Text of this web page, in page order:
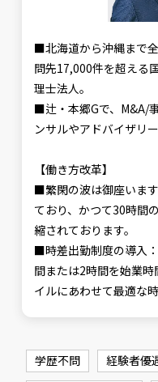
■北海道から沖縄まで
問先17,000件を超える
理士法人。
■辻・本郷Gで、M&A/
ンサルやアドバイザリ
【働き方改革】
■繁閑の波は御座いま
ており、かつて30時間
縮されております。
■時差出勤制度の導入
間または2時間を始業
イルにあわせて最適な
学歴不問 経験者優